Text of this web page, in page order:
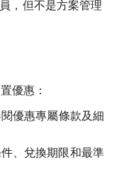
，但不是方案管理
優惠：
優惠專屬條款及細
、兌換期限和最準